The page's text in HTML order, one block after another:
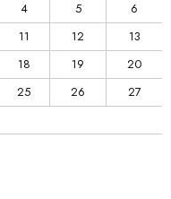
4 5
6
11 12
13
18 19
20
25 26
27